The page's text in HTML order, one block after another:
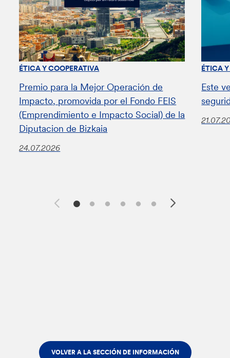
ÉTICA Y COOPERATIVA
Premio para la Mejor Operación de
Impacto, promovida por el Fondo FEIS
(Emprendimiento e Impacto Social) de la
Diputacion de Bizkaia
24.07.2026
ÉTICA
Este
VOLVER A LA SECCIÓN DE INFORMACIÓN